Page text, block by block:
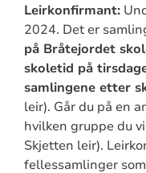
Leirkonfirmant:
2024. Det er
på Bråtejordet
skoletid på
samlingene etter
leir). Går du på en
hvilken gruppe du
Skjetten leir).
fellessamlinger